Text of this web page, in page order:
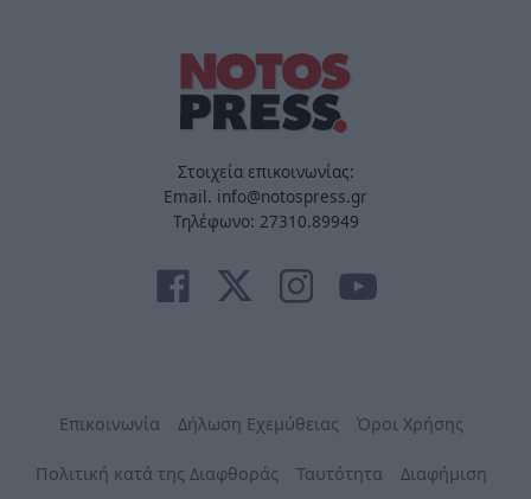
Στοιχεία επικοινωνίας:
Email. info@notospress.gr
Τηλέφωνο: 27310.89949
Επικοινωνία Δήλωση Εχεμύθειας Όροι Χρήσης
Πολιτική κατά της Διαφθοράς Ταυτότητα Διαφήμιση